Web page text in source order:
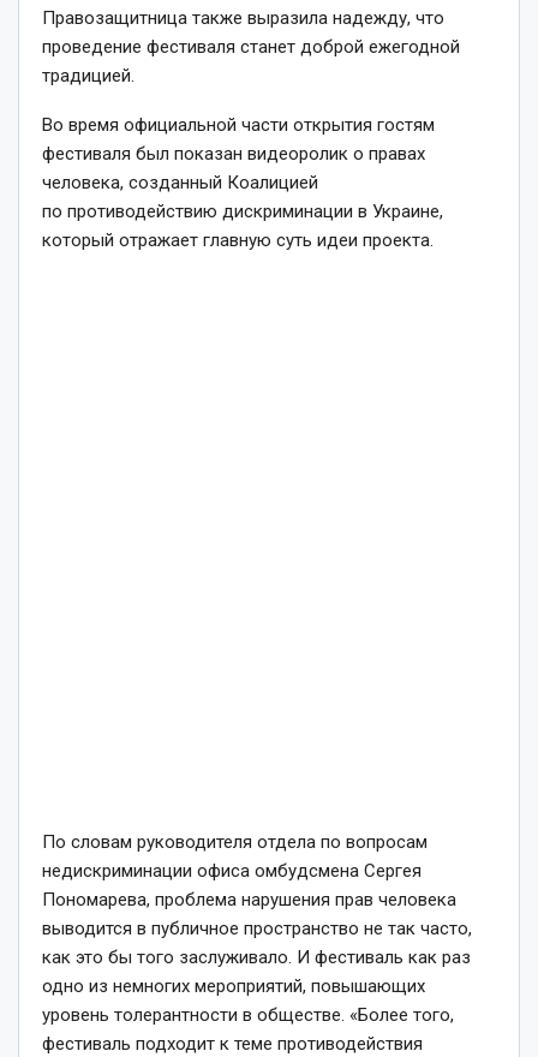
Правозащитница также выразила надежду, что
проведение фестиваля станет доброй ежегодной
традицией.
Во время официальной части открытия гостям
фестиваля был показан видеоролик о правах
человека, созданный Коалицией
по противодействию дискриминации в Украине,
который отражает главную суть идеи проекта.
По словам руководителя отдела по вопросам
недискриминации офиса омбудсмена Сергея
Пономарева, проблема нарушения прав человека
выводится в публичное пространство не так часто,
как это бы того заслуживало. И фестиваль как раз
одно из немногих мероприятий, повышающих
уровень толерантности в обществе. «Более того,
фестиваль подходит к теме противодействия